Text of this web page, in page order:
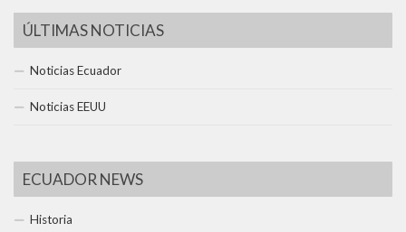
ÚLTIMAS NOTICIAS
Noticias Ecuador
Noticias EEUU
ECUADOR NEWS
Historia